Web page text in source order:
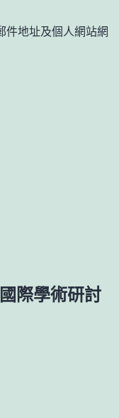
件地址及個人網站網
際學術研討